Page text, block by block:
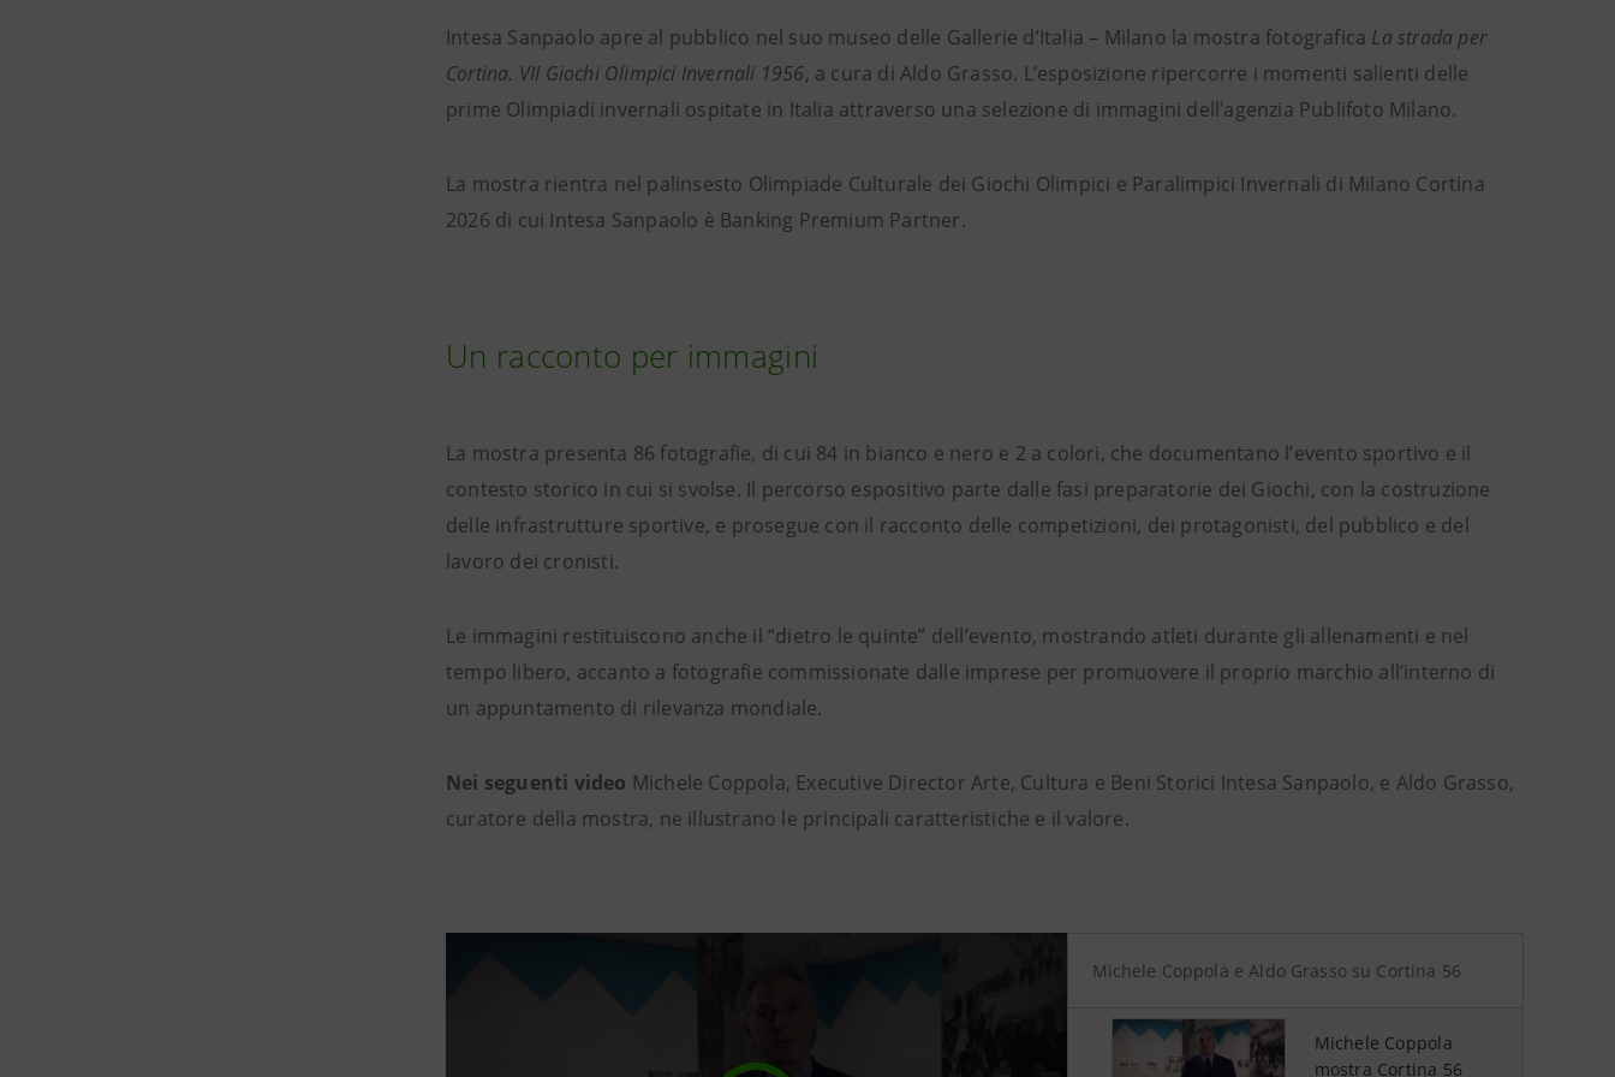
Intesa Sanpaolo apre al pubblico nel suo museo delle Gallerie d’Italia – Milano la mostra fotografica La strada per
Cortina. VII Giochi Olimpici Invernali 1956, a cura di Aldo Grasso. L’esposizione ripercorre i momenti salienti delle
prime Olimpiadi invernali ospitate in Italia attraverso una selezione di immagini dell’agenzia Publifoto Milano.
La mostra rientra nel palinsesto Olimpiade Culturale dei Giochi Olimpici e Paralimpici Invernali di Milano Cortina
2026 di cui Intesa Sanpaolo è Banking Premium Partner.
Un racconto per immagini
La mostra presenta 86 fotografie, di cui 84 in bianco e nero e 2 a colori, che documentano l’evento sportivo e il
contesto storico in cui si svolse. Il percorso espositivo parte dalle fasi preparatorie dei Giochi, con la costruzione
delle infrastrutture sportive, e prosegue con il racconto delle competizioni, dei protagonisti, del pubblico e del
lavoro dei cronisti.
Le immagini restituiscono anche il “dietro le quinte” dell’evento, mostrando atleti durante gli allenamenti e nel
tempo libero, accanto a fotografie commissionate dalle imprese per promuovere il proprio marchio all’interno di
un appuntamento di rilevanza mondiale.
Nei seguenti video Michele Coppola, Executive Director Arte, Cultura e Beni Storici Intesa Sanpaolo, e Aldo Grasso,
curatore della mostra, ne illustrano le principali caratteristiche e il valore.